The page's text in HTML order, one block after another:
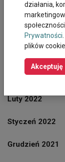
Czerwiec 2022
Maj 2022
Marzec 2022
Luty 2022
Styczeń 2022
Grudzień 2021
działania,
Prywatności
plików
Akceptuję